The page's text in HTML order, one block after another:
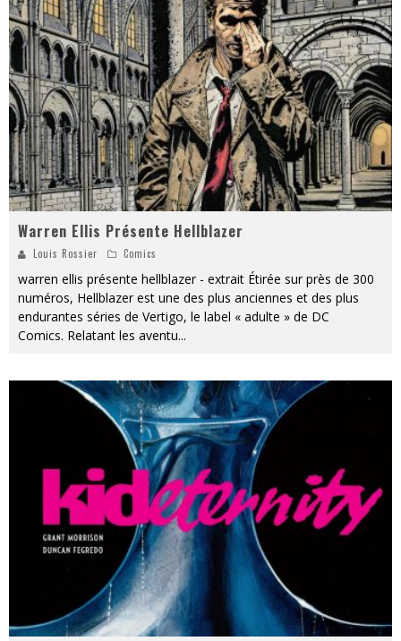
« MOFUSAND / Parler Japonais » – Des Expressions Pratiques !
« Dr Wertham / L’homme qui étudia les tueurs en série » - Un Métier à Risque !
Assassin's Creed Black Flag Resynced
« Le Vent dand les Saules » - Une Belle Histoire !
« Damn Them All » - Un duo de Choc !
Yoshi and the mysterious book
Warren Ellis Présente Hellblazer
Louis Rossier Comics
warren ellis présente hellblazer - extrait Étirée sur près de 300
numéros, Hellblazer est une des plus anciennes et des plus
endurantes séries de Vertigo, le label « adulte » de DC
Comics. Relatant les aventu...